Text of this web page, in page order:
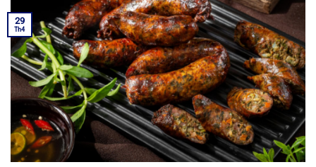
29
Th4